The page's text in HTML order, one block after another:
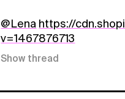
@Lena https://
v=1467876713
Show thread